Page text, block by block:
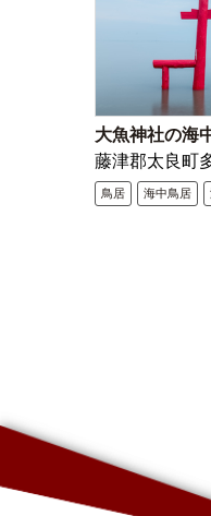
大魚神社の海
藤津郡太良町
鳥居 海中鳥居